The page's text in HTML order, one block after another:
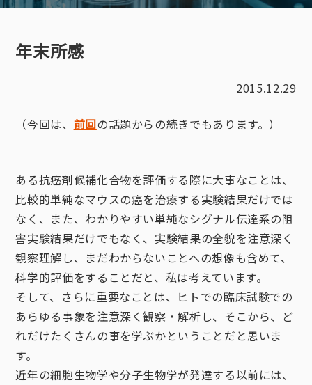
年末所感
2015.12.29
（今回は、 前回の話題からの続きでもあります。）
ある抗癌剤候補化合物を評価する際に大事なことは、
比較的単純なマウスの癌を治療する実験結果だけでは
なく、また、わかりやすい単純なシグナル伝達系の阻
害実験結果だけでもなく、実験結果の全貌を注意深く
観察理解し、まだわからないことへの想像も含めて、
科学的評価をすることだと、私は考えています。
そして、さらに重要なことは、ヒトでの臨床試験での
あらゆる事象を注意深く観察・解析し、そこから、ど
れだけたくさんの事を学ぶかということだと思いま
す。
近年の細胞生物学や分子生物学が発達する以前には、